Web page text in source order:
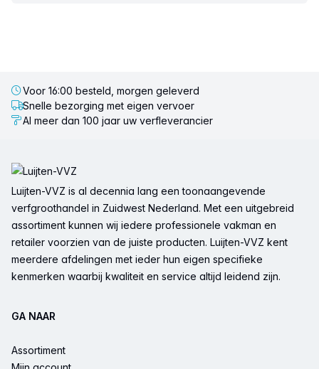
Voor 16:00 besteld, morgen geleverd
Snelle bezorging met eigen vervoer
Al meer dan 100 jaar uw verfleverancier
Luijten-VVZ is al decennia lang een toonaangevende
verfgroothandel in Zuidwest Nederland. Met een uitgebreid
assortiment kunnen wij iedere professionele vakman en
retailer voorzien van de juiste producten. Luijten-VVZ kent
meerdere afdelingen met ieder hun eigen specifieke
kenmerken waarbij kwaliteit en service altijd leidend zijn.
GA NAAR
Assortiment